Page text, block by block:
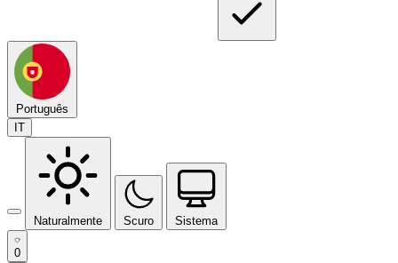
Português
IT
Naturalmente Scuro Sistema
0